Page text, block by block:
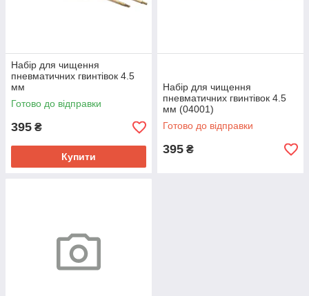
Набір для чищення
пневматичних гвинтівок 4.5
мм
Готово до відправки
395 ₴
Купити
Набір для чищення
пневматичних гвинтівок 4.5
мм (04001)
Готово до відправки
395 ₴